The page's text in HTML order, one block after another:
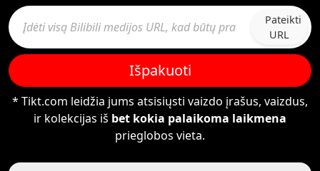
Pateikti
URL
Išpakuoti
* Tikt.com leidžia jums atsisiųsti vaizdo įrašus, vaizdus,
ir kolekcijas iš bet kokia palaikoma laikmena
prieglobos vieta.